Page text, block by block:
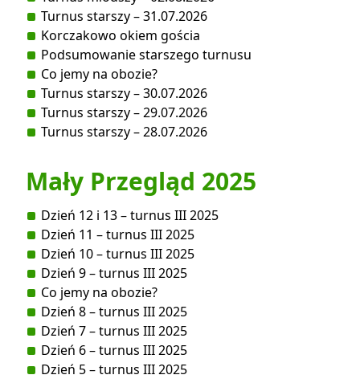
Turnus starszy – 31.07.2026
Korczakowo okiem gościa
Podsumowanie starszego turnusu
Co jemy na obozie?
Turnus starszy – 30.07.2026
Turnus starszy – 29.07.2026
Turnus starszy – 28.07.2026
Mały Przegląd 2025
Dzień 12 i 13 – turnus III 2025
Dzień 11 – turnus III 2025
Dzień 10 – turnus III 2025
Dzień 9 – turnus III 2025
Co jemy na obozie?
Dzień 8 – turnus III 2025
Dzień 7 – turnus III 2025
Dzień 6 – turnus III 2025
Dzień 5 – turnus III 2025